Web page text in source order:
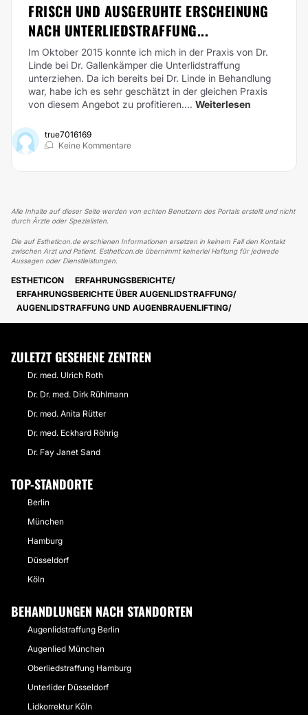
FRISCH UND AUSGERUHTE ERSCHEINUNG
NACH UNTERLIEDSTRAFFUNG...
Im Oktober 2015 konnte ich mich in der Praxis von Dr.
Linde bei Dr. Gallenkämper die Unterlidstraffung
unterziehen. Da ich bereits bei Dr. Linde in Behandlung
war, habe ich es sehr geschätzt in der gleichen Praxis
von diesem Angebot zu profitieren.... Weiterlesen
true7016169
Keine Kommentare
Alle Inhalte auf dieser Seite werden von echten Benutzern des Portals erstellt und nicht
durch Ärzte oder Spezialisten.
Die auf Estheticon.de erschienen Informationen ersetzen in keinem Fall den Kontakt
zwischen Arzt und Patient. Estheticon.de übernimmt keinerlei Haftung für jedwede
Aussagen oder Dienstleistungen.
ESTHETICON
ERFAHRUNGSBERICHTE
ERFAHRUNGSBERICHTE ÜBER AUGENLIDSTRAFFUNG
AUGENLIDSTRAFFUNG UND AUGENBRAUENLIFTING
ZULETZT GESEHENE ZENTREN
Dr. med. Ulrich Roth
Dr. Dr. med. Dirk Rühlmann
Dr. med. Anita Rütter
Dr. med. Eckhard Röhrig
Dr. Fay Janet Sand
TOP-STANDORTE
Berlin
München
Hamburg
Düsseldorf
Köln
BEHANDLUNGEN NACH STANDORTEN
Augenlidstraffung Berlin
Augenlied München
Oberliedstraffung Hamburg
Unterlider Düsseldorf
Lidkorrektur Köln